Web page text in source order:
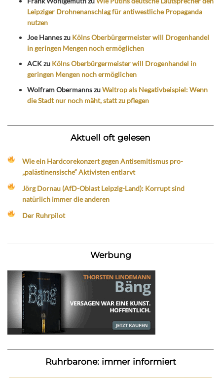
Leipziger Drohnenanschlag für antiwestliche Propaganda
nutzen
Joe Hanneszu Kölns Oberbürgermeister will Drogenhandel
in geringen Mengen noch ermöglichen
ACKzu Kölns Oberbürgermeister will Drogenhandel in
geringen Mengen noch ermöglichen
Wolfram ObermannszuWaltrop als Negativbeispiel: Wenn
die Stadt nur noch mäht, statt zu pflegen
Aktuell oft gelesen
Wie ein Hardcorekonzert gegen Antisemitismus pro-
„palästinensische“ Aktivisten entlarvt
Jörg Dornau (AfD-Oblast Leipzig-Land): Korrupt sind
natürlich immer die anderen
Der Ruhrpilot
Werbung
Ruhrbarone: immer informiert